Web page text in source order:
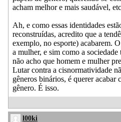
acham melhor e mais saudável,
Ah, e como essas identidades
reconstruídas, acredito que a
exemplo, no esporte) acabarem.
a mulher, e sim como a sociedade
não acho que homem e mulher
Lutar contra a cisnormatividade
gêneros binários, é querer acabar
gênero. É isso.
l00ki